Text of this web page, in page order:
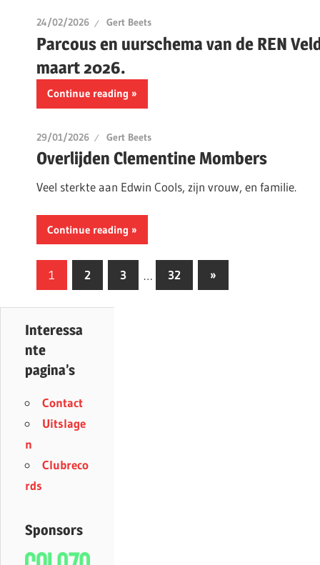
24/02/2026 Gert Beets
Parcous en uurschema van de REN
maart 2026.
Continue reading
29/01/2026 Gert Beets
Overlijden Clementine Mombers
Veel sterkte aan Edwin Cools, zijn vrouw, en familie.
Continue reading
Berichtnavigatie
1 2 3 … 32
Next
Posts
»
Interessa
nte
pagina’s
Contact
Uitslage
n
Clubreco
rds
Sponsors